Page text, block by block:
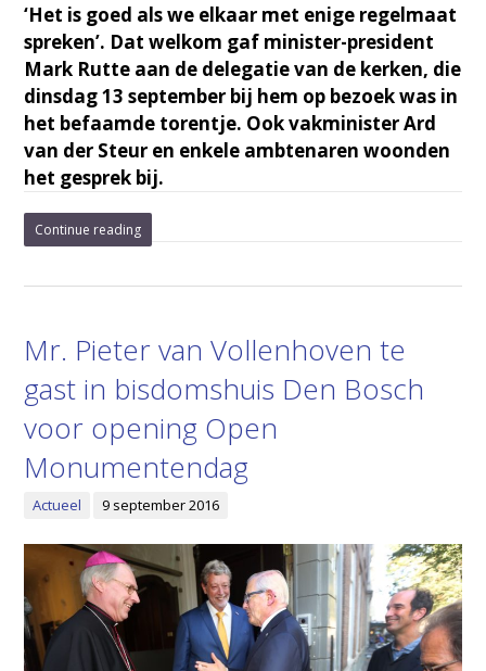
‘Het is goed als we elkaar met enige regelmaat
spreken’. Dat welkom gaf minister-president
Mark Rutte aan de delegatie van de kerken, die
dinsdag 13 september bij hem op bezoek was in
het befaamde torentje. Ook vakminister Ard
van der Steur en enkele ambtenaren woonden
het gesprek bij.
Continue reading
Mr. Pieter van Vollenhoven te
gast in bisdomshuis Den Bosch
voor opening Open
Monumentendag
Actueel 9 september 2016